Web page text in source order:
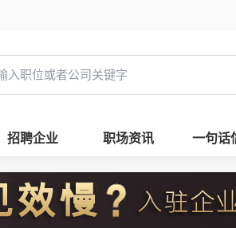
招聘企业 职场资讯 一句话